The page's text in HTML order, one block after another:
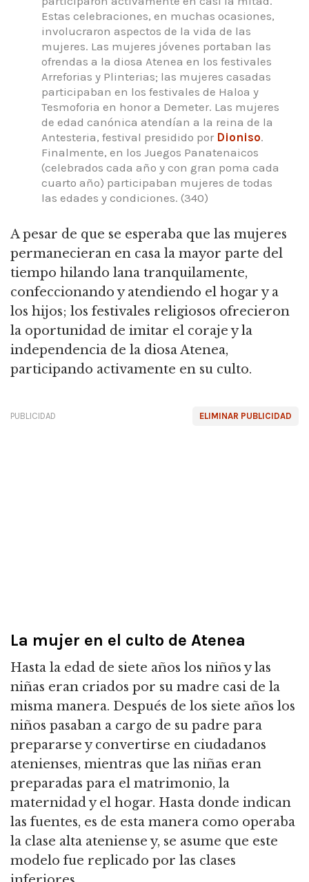
Estas celebraciones, en muchas ocasiones,
involucraron aspectos de la vida de las
mujeres. Las mujeres jóvenes portaban las
ofrendas a la diosa Atenea en los festivales
Arreforias y Plinterias; las mujeres casadas
participaban en los festivales de Haloa y
Tesmoforia en honor a Demeter. Las mujeres
de edad canónica atendían a la reina de la
Antesteria, festival presidido por Dioniso.
Finalmente, en los Juegos Panatenaicos
(celebrados cada año y con gran poma cada
cuarto año) participaban mujeres de todas
las edades y condiciones. (340)
A pesar de que se esperaba que las mujeres
permanecieran en casa la mayor parte del
tiempo hilando lana tranquilamente,
confeccionando y atendiendo el hogar y a
los hijos; los festivales religiosos ofrecieron
la oportunidad de imitar el coraje y la
independencia de la diosa Atenea,
participando activamente en su culto.
ELIMINAR PUBLICIDAD
PUBLICIDAD
La mujer en el culto de Atenea
Hasta la edad de siete años los niños y las
niñas eran criados por su madre casi de la
misma manera. Después de los siete años los
niños pasaban a cargo de su padre para
prepararse y convertirse en ciudadanos
atenienses, mientras que las niñas eran
preparadas para el matrimonio, la
maternidad y el hogar. Hasta donde indican
las fuentes, es de esta manera como operaba
la clase alta ateniense y, se asume que este
modelo fue replicado por las clases